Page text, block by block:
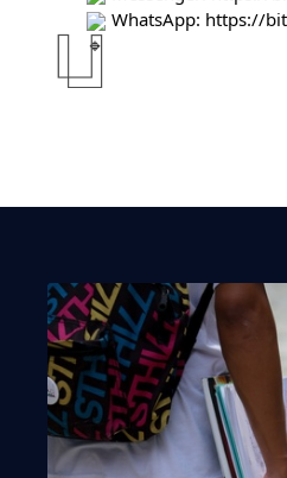
WhatsApp: https://